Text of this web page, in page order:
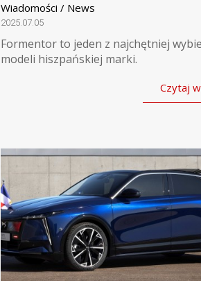
Wiadomości / News
2025.07.05
Formentor to jeden z najchętniej
modeli hiszpańskiej marki.
Czytaj